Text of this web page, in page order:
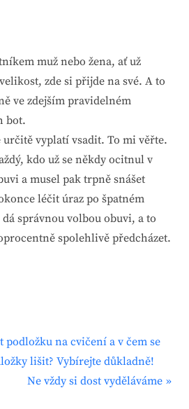
muž nebo žena, ať už
zde si přijde na své. A to
ve zdejším pravidelném
bot.
vyplatí vsadit. To mi věřte.
kdo už se někdy ocitnul v
a musel pak trpně snášet
léčit úraz po špatném
správnou volbou obuvi, a to
spolehlivě předcházet.
podložku na cvičení a v čem se
lišit? Vybírejte důkladně!
N
Ne vždy si dost vyděláváme